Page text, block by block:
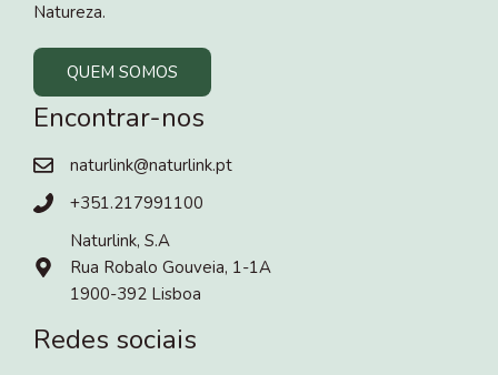
Natureza.
QUEM SOMOS
Encontrar-nos
naturlink@naturlink.pt
+351.217991100
Naturlink, S.A
Rua Robalo Gouveia, 1-1A
1900-392 Lisboa
Redes sociais